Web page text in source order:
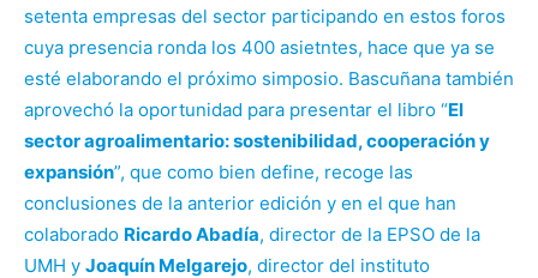
setenta empresas del sector participando en estos foros
cuya presencia ronda los 400 asietntes, hace que ya se
esté elaborando el próximo simposio. Bascuñana también
aprovechó la oportunidad para presentar el libro “El
sector agroalimentario: sostenibilidad, cooperación y
expansión”, que como bien define, recoge las
conclusiones de la anterior edición y en el que han
colaborado Ricardo Abadía, director de la EPSO de la
UMH y Joaquín Melgarejo, director del instituto